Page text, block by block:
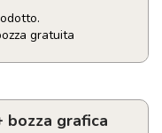
gratuita
bozza grafica